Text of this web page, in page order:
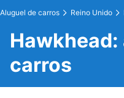
Aluguel de carros Reino Unido
carros